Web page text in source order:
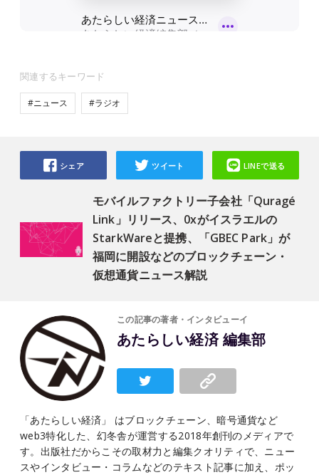
関連するキーワード
#ニュース #ラジオ
モバイルファクトリー子会社「Quragé
Link」リリース、0xがイスラエルの
StarkWareと提携、「GBEC Park」が
福岡に開設などのブロックチェーン・
仮想通貨ニュース解説
シェア ツイート LINEで送る
この記事の著者・インタビューイ
あたらしい経済 編集部
「あたらしい経済」 はブロックチェーン、暗号通貨など
web3特化した、幻冬舎が運営する2018年創刊のメディアで
す。出版社だからこその取材力と編集クオリティで、ニュー
スやインタビュー・コラムなどのテキスト記事に加え、ポッ